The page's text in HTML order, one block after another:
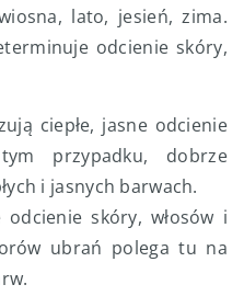
lato, jesień, zima.
odcienie skóry,
ciepłe, jasne odcienie
przypadku, dobrze
i jasnych barwach.
odcienie skóry, włosów i
ubrań polega tu na